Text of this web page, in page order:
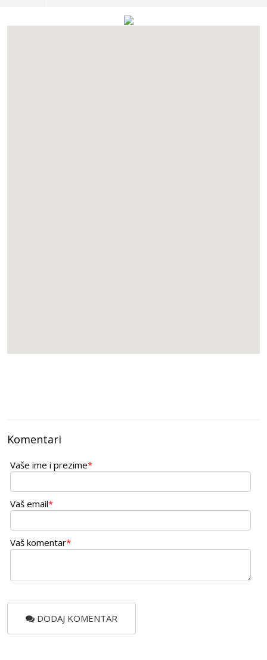
Komentari
Vaše ime i prezime*
Vaš email*
Vaš komentar*
DODAJ KOMENTAR